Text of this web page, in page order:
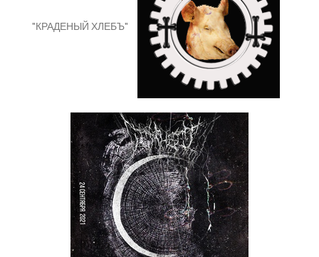
"КРАДЕНЫЙ ХЛЕБЪ"